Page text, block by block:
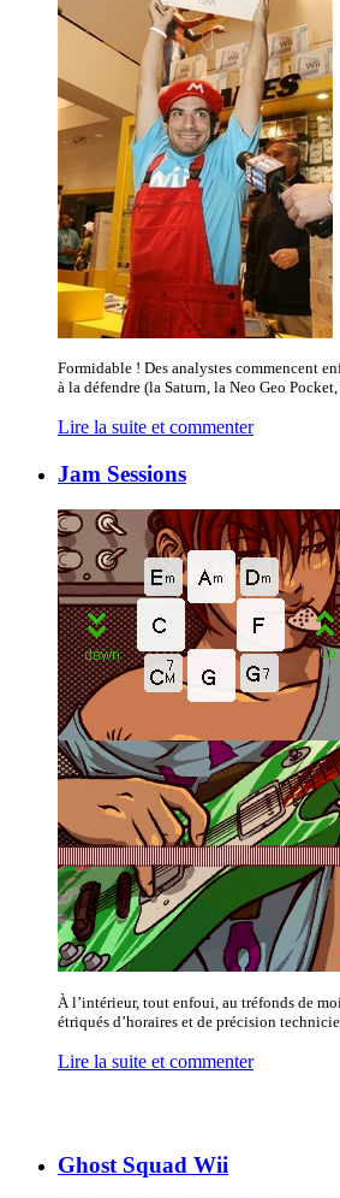
Formidable ! Des analystes commencent
à la défendre (la Saturn, la Neo Geo
Lire la suite et commenter
Jam Sessions
À l’intérieur, tout enfoui, au tréfonds de
étriqués d’horaires et de précision
Lire la suite et commenter
Ghost Squad Wii